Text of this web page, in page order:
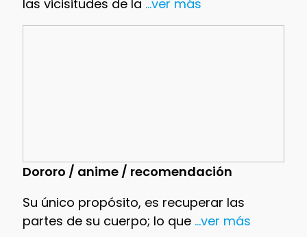
las vicisitudes de la ...ver más
Dororo / anime / recomendación
Su único propósito, es recuperar las
partes de su cuerpo; lo que...ver más